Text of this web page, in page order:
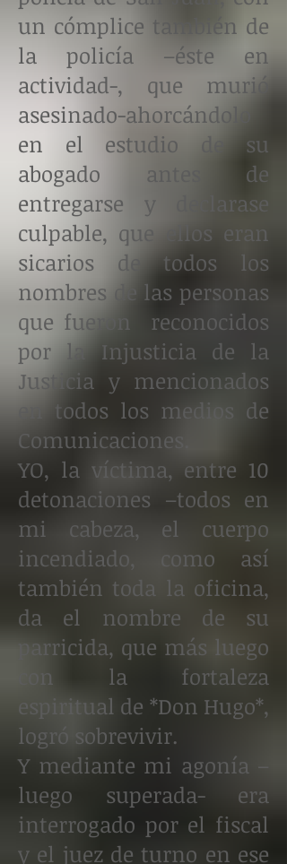
un cómplice también de
la policía –éste en
actividad-, que murió
asesinado-ahorcándolo
en el estudio de su
abogado antes de
entregarse y declarase
culpable, que ellos eran
sicarios de todos los
nombres de las personas
que fueron reconocidos
por la Injusticia de la
Justicia y mencionados
en todos los medios de
Comunicaciones.
YO, la víctima, entre 10
detonaciones –todos en
mi cabeza, el cuerpo
incendiado, como así
también toda la oficina,
da el nombre de su
parricida, que más luego
con la fortaleza
espiritual de *Don Hugo*,
logró sobrevivir.
Y mediante mi agonía –
luego superada- era
interrogado por el fiscal
y el juez de turno en ese